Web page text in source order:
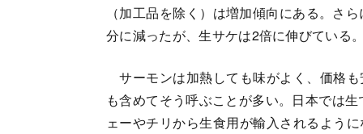
（加工品を除く）は増加傾向にある。さ
分に減ったが、生サケは2倍に伸びている
サーモンは加熱しても味がよく、価格
も含めてそう呼ぶことが多い。日本では
ェーやチリから生食用が輸入されるよう